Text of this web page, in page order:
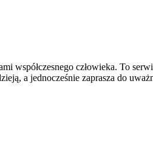
współczesnego człowieka. To
a jednocześnie zaprasza do